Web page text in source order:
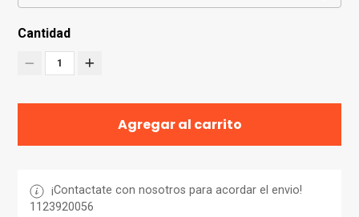
Cantidad
1
Agregar al carrito
¡Contactate con nosotros para acordar el envio!
1123920056